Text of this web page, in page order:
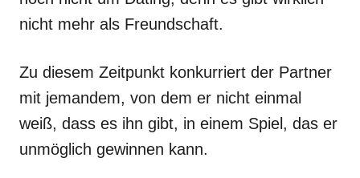
nicht mehr als Freundschaft.
Zu diesem Zeitpunkt konkurriert der Partner
mit jemandem, von dem er nicht einmal
weiß, dass es ihn gibt, in einem Spiel, das er
unmöglich gewinnen kann.